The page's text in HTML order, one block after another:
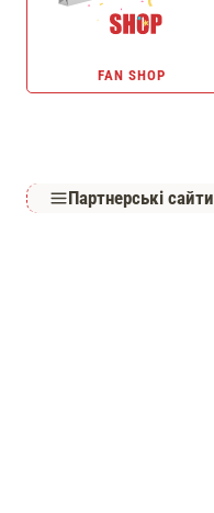
FAN SHOP
Партнерські сайти